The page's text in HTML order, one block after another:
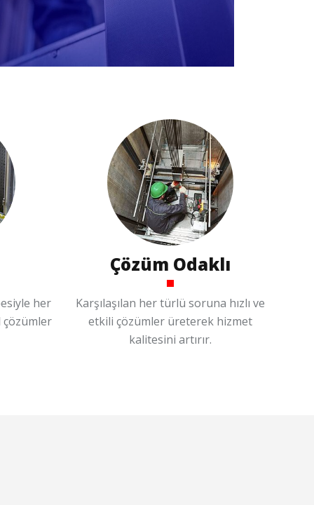
her
Çözüm Odaklı
Karşılaşılan her türlü soruna hızlı ve
etkili çözümler üreterek hizmet
kalitesini artırır.